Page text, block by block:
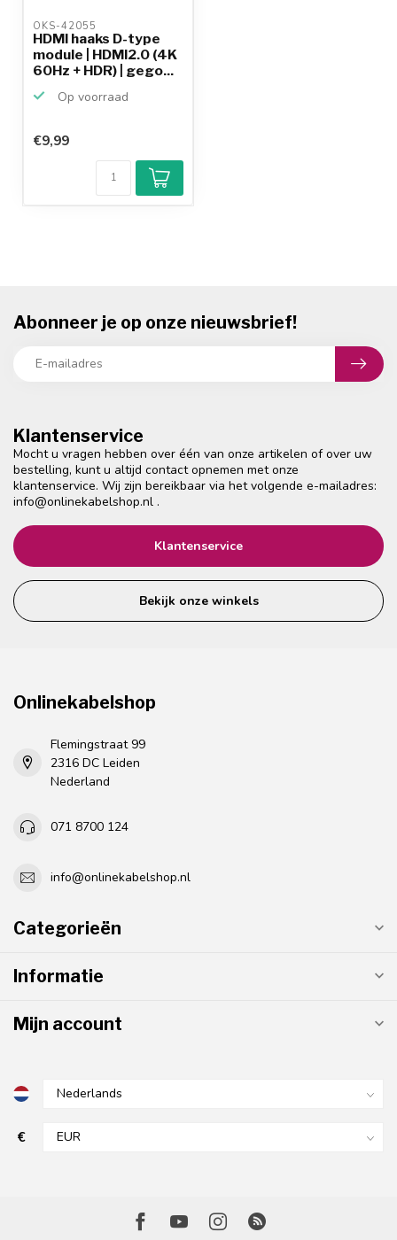
OKS-42055
HDMI haaks D-type
module | HDMI2.0 (4K
60Hz + HDR) | gego...
Op voorraad
€9,99
Klantenservice
Mocht u vragen hebben over één van onze artikelen of over uw
bestelling, kunt u altijd contact opnemen met onze
klantenservice. Wij zijn bereikbaar via het volgende e-mailadres:
info@onlinekabelshop.nl .
Klantenservice
Bekijk onze winkels
Abonneer je op onze nieuwsbrief!
Onlinekabelshop
Flemingstraat 99
2316 DC Leiden
Nederland
071 8700 124
info@onlinekabelshop.nl
Categorieën
Informatie
Mijn account
€